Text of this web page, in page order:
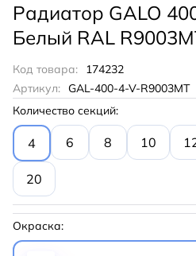
Радиатор GALO
Белый RAL
Код товара:
174232
Артикул:
GAL-400-4-V-R9003MT
Количество секций:
4 6 8 10
20
Окраска: